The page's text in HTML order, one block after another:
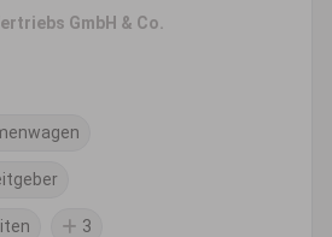
GmbH & Co.
3